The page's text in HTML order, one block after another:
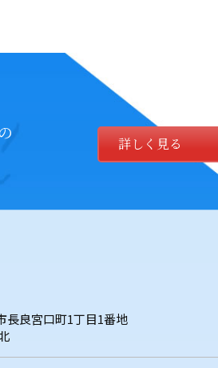
詳しく見る
長良宮口町1丁目1番地